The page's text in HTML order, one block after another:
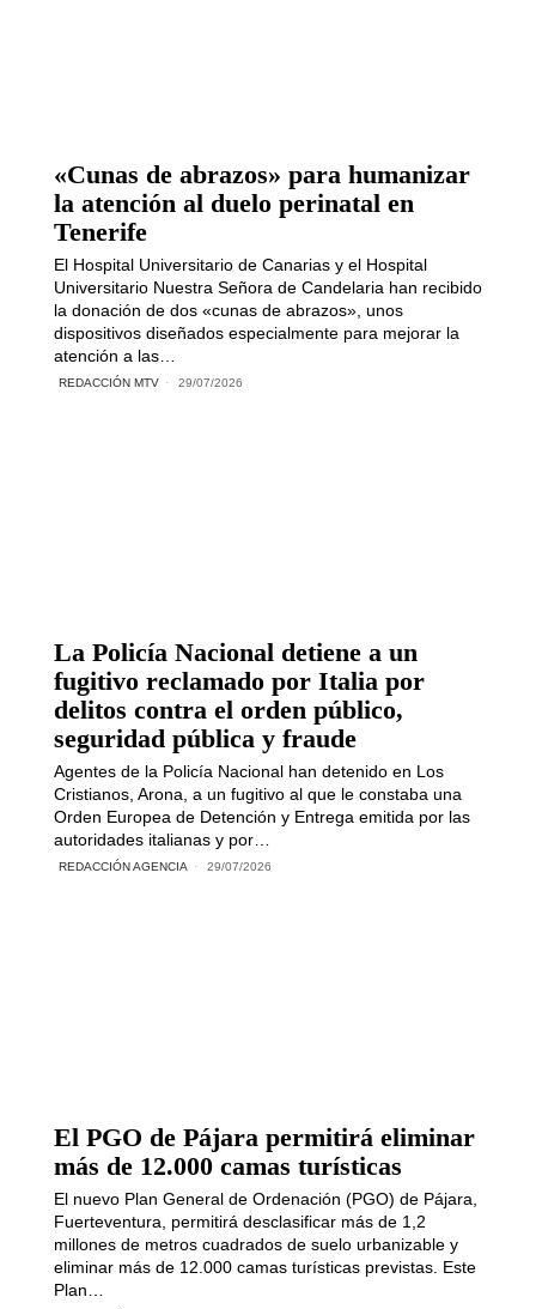
«Cunas de abrazos» para humanizar
la atención al duelo perinatal en
Tenerife
El Hospital Universitario de Canarias y el Hospital
Universitario Nuestra Señora de Candelaria han recibido
la donación de dos «cunas de abrazos», unos
dispositivos diseñados especialmente para mejorar la
atención a las…
REDACCIÓN MTV 29/07/2026
La Policía Nacional detiene a un
fugitivo reclamado por Italia por
delitos contra el orden público,
seguridad pública y fraude
Agentes de la Policía Nacional han detenido en Los
Cristianos, Arona, a un fugitivo al que le constaba una
Orden Europea de Detención y Entrega emitida por las
autoridades italianas y por…
REDACCIÓN AGENCIA 29/07/2026
El PGO de Pájara permitirá eliminar
más de 12.000 camas turísticas
El nuevo Plan General de Ordenación (PGO) de Pájara,
Fuerteventura, permitirá desclasificar más de 1,2
millones de metros cuadrados de suelo urbanizable y
eliminar más de 12.000 camas turísticas previstas. Este
Plan…